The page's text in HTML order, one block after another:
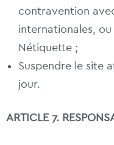
contravention
internationales,
Nétiquette ;
Suspendre le site
jour.
ARTICLE 7.